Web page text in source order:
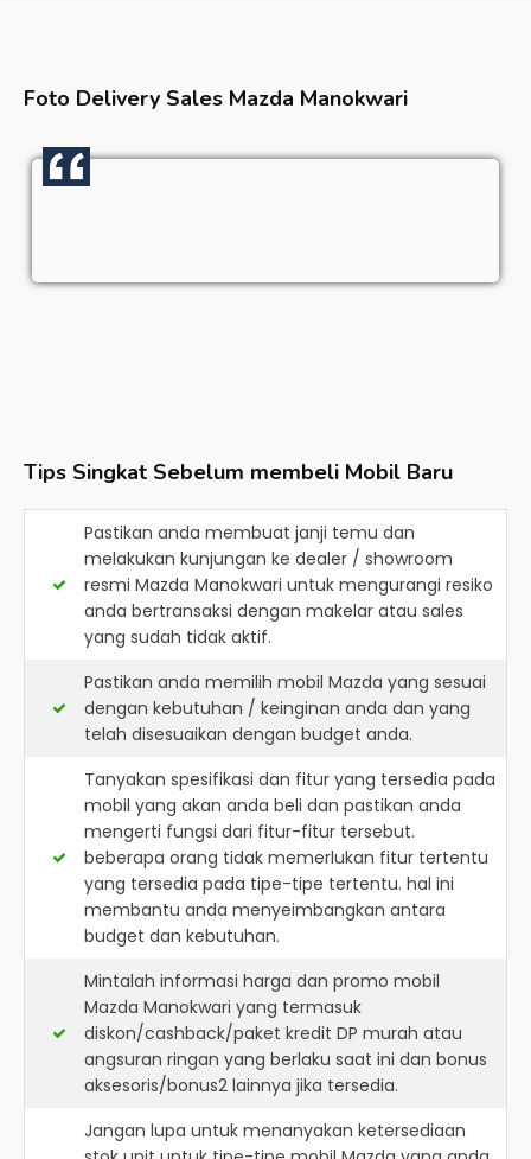
Foto Delivery Sales Mazda Manokwari
Tips Singkat Sebelum membeli Mobil Baru
Pastikan anda membuat janji temu dan
melakukan kunjungan ke dealer / showroom
resmi Mazda Manokwari untuk mengurangi resiko
anda bertransaksi dengan makelar atau sales
yang sudah tidak aktif.
Pastikan anda memilih mobil Mazda yang sesuai
dengan kebutuhan / keinginan anda dan yang
telah disesuaikan dengan budget anda.
Tanyakan spesifikasi dan fitur yang tersedia pada
mobil yang akan anda beli dan pastikan anda
mengerti fungsi dari fitur-fitur tersebut.
beberapa orang tidak memerlukan fitur tertentu
yang tersedia pada tipe-tipe tertentu. hal ini
membantu anda menyeimbangkan antara
budget dan kebutuhan.
Mintalah informasi harga dan promo mobil
Mazda Manokwari yang termasuk
diskon/cashback/paket kredit DP murah atau
angsuran ringan yang berlaku saat ini dan bonus
aksesoris/bonus2 lainnya jika tersedia.
Jangan lupa untuk menanyakan ketersediaan